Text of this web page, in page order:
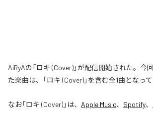
AiRyAの「ロキ (Cover)」が配信開始された。今
た楽曲は、「ロキ (Cover)」を含む全1曲となって
なお「ロキ (Cover)」は、 Apple Music、 Spotify、